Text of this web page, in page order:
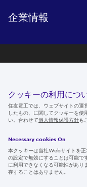
企業情報
ニュースルーム
IR情報
採用情報
クッキーの利用につ
住友電工では、ウェブサイトの運
したもの、に関してクッキーを使
い。合わせて個人情報保護方針も
Necessary cookies On
本クッキーは当社Webサイトを
の設定で無効にすることは可能
に利用できなくなる可能性があり
存することはありません。